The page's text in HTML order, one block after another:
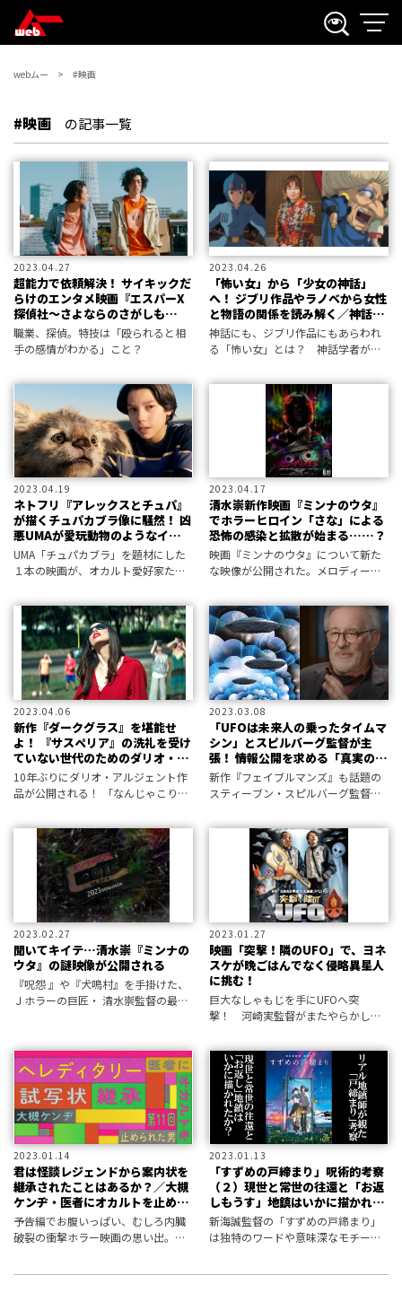
webムー #映画
#映画 の記事一覧
2023.04.27
超能力で依頼解決！ サイキックだ
らけのエンタメ映画『エスパーX
探偵社〜さよならのさがしも
の〜』
職業、探偵。特技は「殴られると相
手の感情がわかる」こと？
2023.04.26
「怖い女」から「少女の神話」
へ！ ジブリ作品やラノベから女性
と物語の関係を読み解く／神話学
者・沖田瑞穂
神話にも、ジブリ作品にもあらわれ
る「怖い女」とは？ 神話学者がそ
2023.04.19
ネトフリ『アレックスとチュパ』
が描くチュパカブラ像に騒然！ 凶
悪UMAが愛玩動物のようなイメー
ジに…
UMA「チュパカブラ」を題材にした
１本の映画が、オカルト愛好家たち
いる。その深い理由とは？
2023.04.17
清水崇新作映画『ミンナのウタ』
でホラーヒロイン「さな」による
恐怖の感染と拡散が始まる……？
映画『ミンナのウタ』について新た
な映像が公開された。メロディーを
2023.04.06
新作『ダークグラス』を堪能せ
よ！ 『サスペリア』の洗礼を受け
ていない世代のためのダリオ・ア
ルジェント映画入門／初見健一の
昭和こどもオカルト回顧録
10年ぶりにダリオ・アルジェント作
品が公開される！ 「なんじゃこり
に、味わい方を教えます！
2023.03.08
「UFOは未来人の乗ったタイムマ
シン」とスピルバーグ監督が主
張！ 情報公開を求める「真実の示
唆」なのか？
新作『フェイブルマンズ』も話題の
スティーブン・スピルバーグ監督が
について語ったニュースが世界を駆
け巡っている。名監督はいったい何
を語ったのか!?
2023.02.27
聞いてキイテ…清水崇『ミンナの
ウタ』の謎映像が公開される
『呪怨 』や『犬鳴村』を手掛けた、
Ｊホラーの巨匠・ 清水崇監督の最新
2023.01.27
映画「突撃！隣のUFO」で、ヨネ
スケが晩ごはんでなく侵略異星人
に挑む！
巨大なしゃもじを手にUFOへ突
撃！ 河崎実監督がまたやらかし
2023.01.14
君は怪談レジェンドから案内状を
継承されたことはあるか？／大槻
ケンヂ・医者にオカルトを止めら
れた男（11）
予告編でお腹いっぱい、むしろ内臓
破裂の衝撃ホラー映画の思い出。令
2023.01.13
「すずめの戸締まり」呪術的考察
（２）現世と常世の往還と「お返
しもうす」地鎮はいかに描かれた
か？
新海誠監督の「すずめの戸締まり」
は独特のワードや意味深なモチー